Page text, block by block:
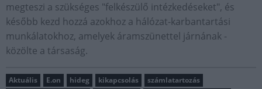
megteszi a szükséges "felkészülő intézkedéseket", és
később kezd hozzá azokhoz a hálózat-karbantartási
munkálatokhoz, amelyek áramszünettel járnának -
közölte a társaság.
Aktuális E.on hideg kikapcsolás
számlatartozás